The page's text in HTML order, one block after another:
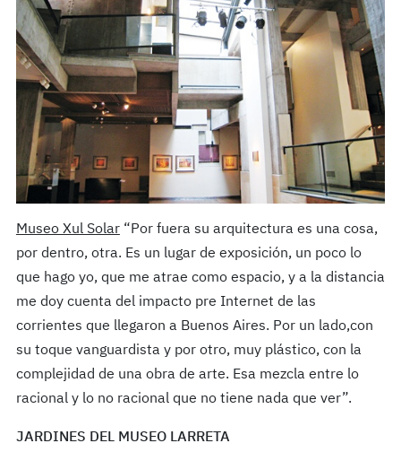
Museo Xul Solar“Por fuera su arquitectura es una cosa,
por dentro, otra. Es un lugar de exposición, un poco lo
que hago yo, que me atrae como espacio, y a la distancia
me doy cuenta del impacto pre Internet de las
corrientes que llegaron a Buenos Aires. Por un lado,con
su toque vanguardista y por otro, muy plástico, con la
complejidad de una obra de arte. Esa mezcla entre lo
racional y lo no racional que no tiene nada que ver”.
JARDINES DEL MUSEO LARRETA